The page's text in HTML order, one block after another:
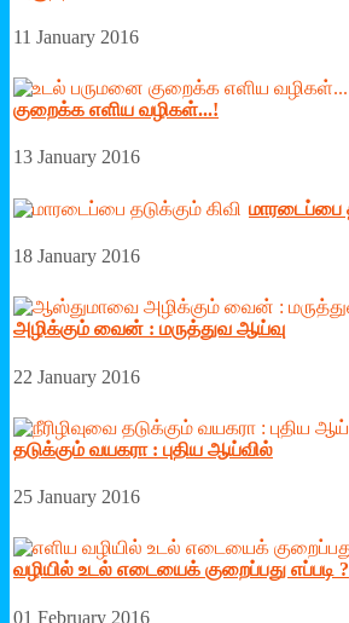
11 January 2016
குறைக்க எ‌ளிய வழிகள்...!
13 January 2016
மாரடைப்பை
18 January 2016
அழிக்கும் வைன் : மருத்துவ ஆய்வு
22 January 2016
தடுக்கும் வயகரா : புதிய ஆய்வில்
25 January 2016
வழியில் உடல் எடையைக் குறைப்பது எப்படி ?
01 February 2016